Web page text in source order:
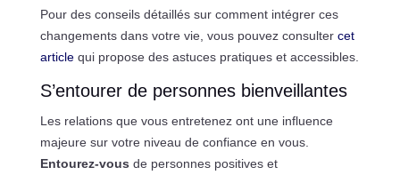
Pour des conseils détaillés sur comment intégrer ces
changements dans votre vie, vous pouvez consulter cet
articlequi propose des astuces pratiques et accessibles.
S’entourer de personnes bienveillantes
Les relations que vous entretenez ont une influence
majeure sur votre niveau de confiance en vous.
Entourez-vous de personnes positives et